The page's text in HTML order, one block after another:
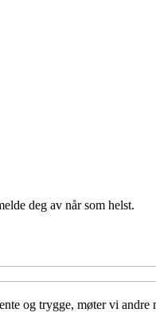
deg av når som helst.
og trygge, møter vi